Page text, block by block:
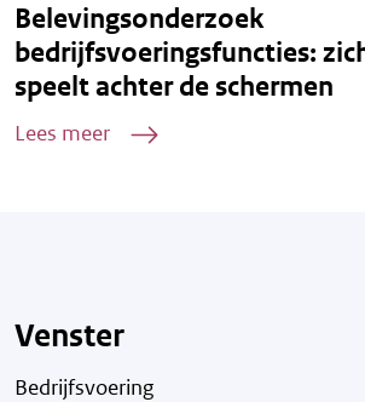
Belevingsonderzoek
bedrijfsvoeringsfuncties:
speelt achter de schermen
Lees meer
Venster
Bedrijfsvoering